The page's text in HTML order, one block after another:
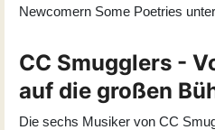
Newcomern Some Poetries
CC Smugglers -
auf die großen
Die sechs Musiker von CC